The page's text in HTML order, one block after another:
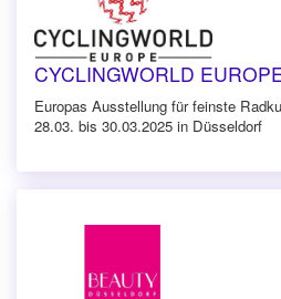
CYCLINGWORLD
Europas Ausstellung für feinste
28.03. bis 30.03.2025 in Düsseldorf